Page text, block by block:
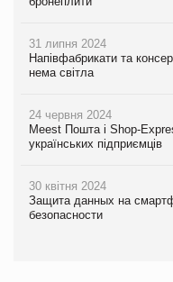
31 липня 2024
Напівфабрикати та
нема світла
24 червня 2024
Meest Пошта і Shop-
українських підприємців
30 квітня 2024
Защита данных на
безопасности